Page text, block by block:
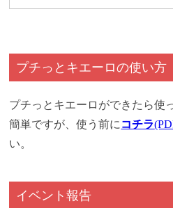
プチっとキエーロの使い方
プチっとキエーロができたら使
簡単ですが、使う前に コチラ
い。
イベント報告